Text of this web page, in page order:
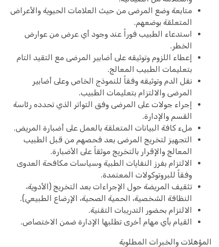
متابعة وضع المرضى من حيث العلامات الحيوية والأعراض
المتعلقة بوضعهم.
استدعاء الطبيب فوراً عند وجود أي عرض من عوارض
الخطر.
إعطاء اللزوم وتوثيقه على أضابير المرضى مع التقيد التام
بتعليمات الطبيب المعالج.
نقل الدم وتوثيقه وفقاً للنموذج الخاص وعلى أضابير
المرضى والالتزام بتعليمات الطبيب.
إجراء جولات على المرضى وفق التواتر الذي تحدده رئاسة
القسم والإدارة.
ملء كافة البيانات المتعلقة بالعمل على أضبارة المريض.
التجهيز لتخريج المرضى بعد فحصهم من قبل الطبيب
المعالج والإقرار بالتخريج موثقاً على الأضبارة.
الالتزام بفرز النفايات الطبية وسياسات مكافحة العدوى
وفقاً للبروتوكولات المعتمدة.
تثقيف المريضة حول الإجراءات بعد التخريج (الأدوية،
النظافة الشخصية، الحمية الصحية، الإرضاع الطبيعي).
الالتزام بحضور التدريبات التقنية.
القيام بأي مهام أخرى تطلبها الإدارة ضمن الاختصاص.
المؤهلات والخبرات المطلوبة